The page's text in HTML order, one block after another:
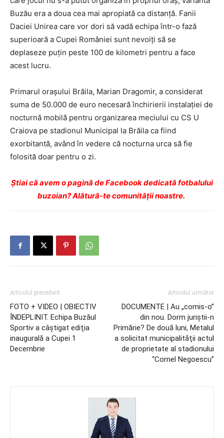
Buzău era a doua cea mai apropiată ca distanţă. Fanii
Daciei Unirea care vor dori să vadă echipa într-o fază
superioară a Cupei României sunt nevoiţi să se
deplaseze puţin peste 100 de kilometri pentru a face
acest lucru.
Primarul oraşului Brăila, Marian Dragomir, a considerat
suma de 50.000 de euro necesară închirierii instalaţiei de
nocturnă mobilă pentru organizarea meciului cu CS U
Craiova pe stadionul Municipal la Brăila ca fiind
exorbitantă, având în vedere că nocturna urca să fie
folosită doar pentru o zi.
Ştiai că avem o pagină de Facebook dedicată fotbalului
buzoian? Alătură-te comunității noastre.
Articolul precedent
FOTO + VIDEO | OBIECTIV
ÎNDEPLINIT. Echipa Buzăul
Sportiv a câştigat ediţia
inaugurală a Cupei 1
Decembrie
Articolul următor
DOCUMENTE | Au „comis-o”
din nou. Dorm juriştii-n
Primărie? De două luni, Metalul
a solicitat municipalităţii actul
de proprietate al stadionului
“Cornel Negoescu”